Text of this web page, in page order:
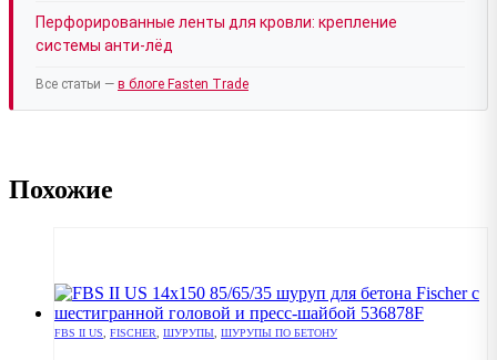
Перфорированные ленты для кровли: крепление
системы анти-лёд
Все статьи — в блоге Fasten Trade
Похожие
FBS II US, FISCHER, ШУРУПЫ, ШУРУПЫ ПО БЕТОНУ